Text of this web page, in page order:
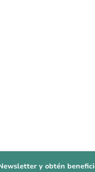
y obtén